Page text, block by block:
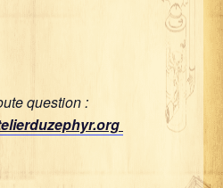
question :